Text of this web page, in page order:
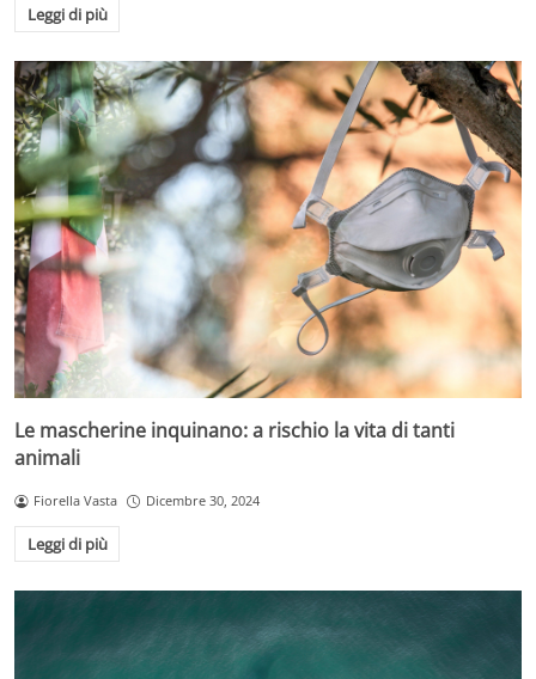
Leggi di più
Le mascherine inquinano: a rischio la vita di tanti
animali
Fiorella Vasta Dicembre 30, 2024
Leggi di più